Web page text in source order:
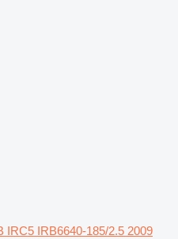
IRC5 IRB6640-185/2.5 2009